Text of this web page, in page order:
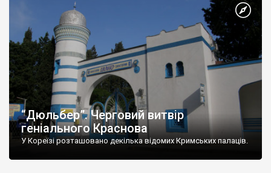
“Дюльбер”. Черговий витвір
геніального Краснова
У Кореїзі розташовано декілька відомих Кримських палаців.